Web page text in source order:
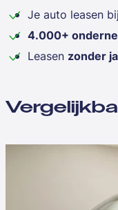
Je auto leasen
4.000+
Leasen zonder